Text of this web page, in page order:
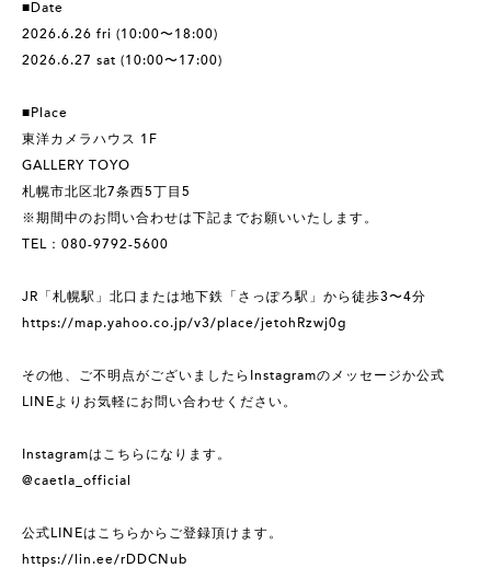
■Date
2026.6.26 fri (10:00〜18:00)
2026.6.27 sat (10:00〜17:00)
■Place
東洋カメラハウス 1F
GALLERY TOYO
札幌市北区北7条西5丁目5
※期間中のお問い合わせは下記までお願いいたします。
TEL：080-9792-5600
JR「札幌駅」北口または地下鉄「さっぽろ駅」から徒歩3〜4分
https://map.yahoo.co.jp/v3/place/jetohRzwj0g
その他、ご不明点がございましたらInstagramのメッセージか公式
LINEよりお気軽にお問い合わせください。
Instagramはこちらになります。
@caetla_official
公式LINEはこちらからご登録頂けます。
https://lin.ee/rDDCNub